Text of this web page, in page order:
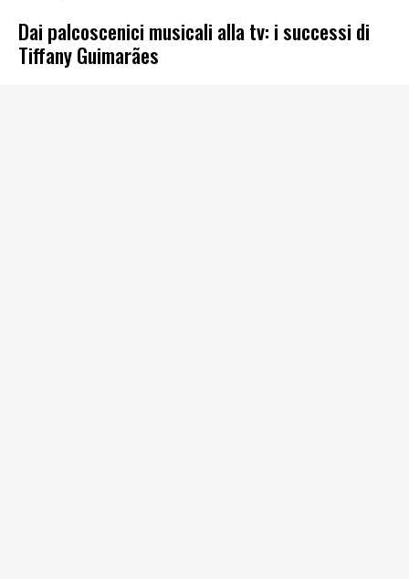
Dai palcoscenici musicali alla tv: i successi di
Tiffany Guimarães